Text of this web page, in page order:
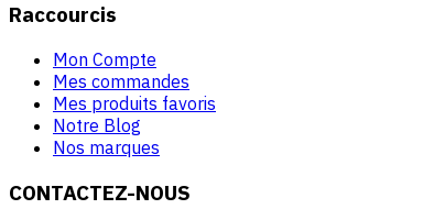
Raccourcis
Mon Compte
Mes commandes
Mes produits favoris
Notre Blog
Nos marques
CONTACTEZ-NOUS